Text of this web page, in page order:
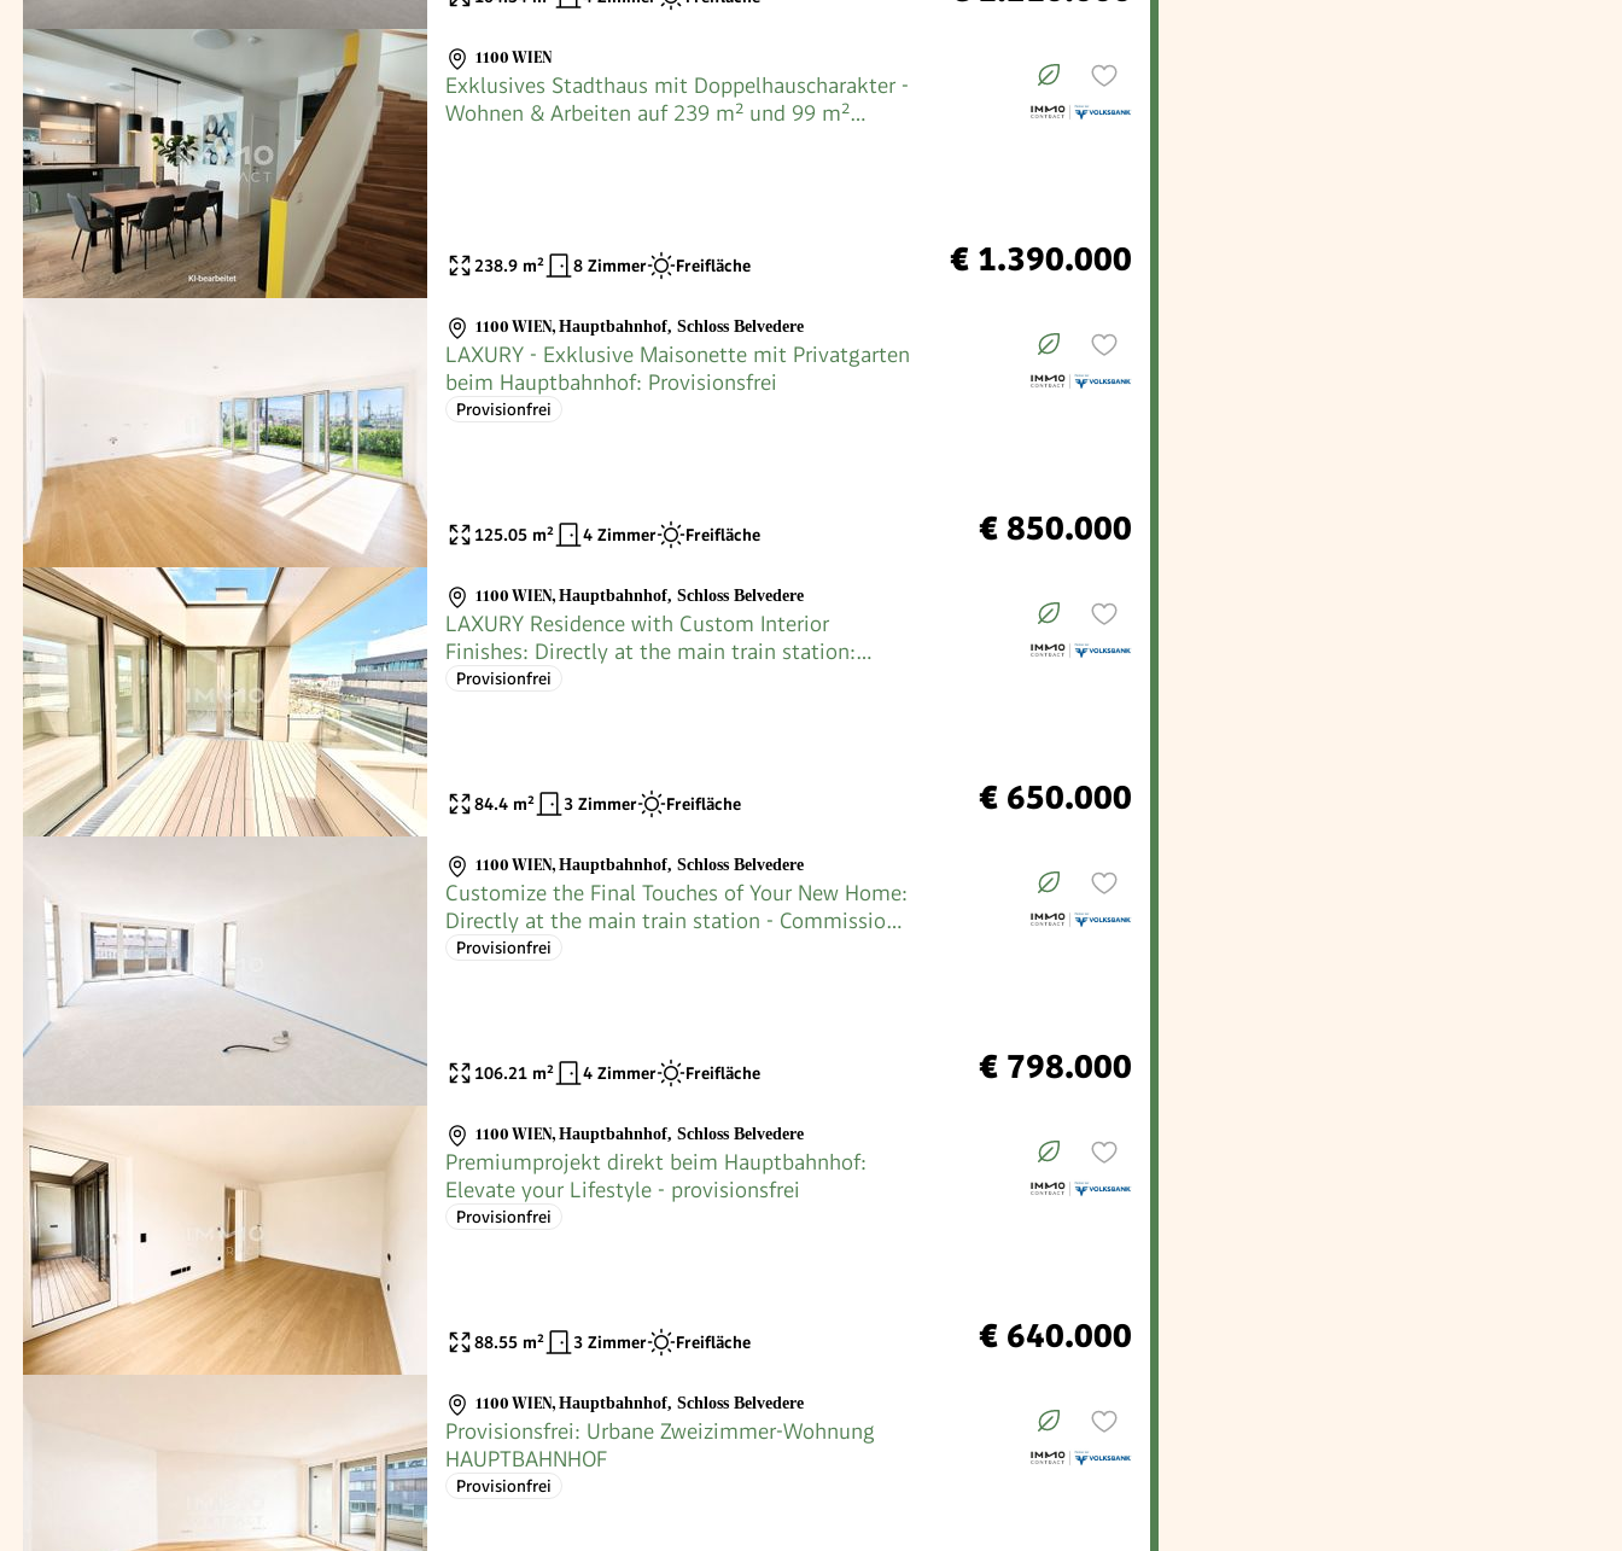
1100 WIEN
Exklusives Stadthaus mit Doppelhauscharakter -
Wohnen & Arbeiten auf 239 m² und 99 m²
238.9 m² 8 Zimmer Freifläche € 1.390.000
1100 WIEN, Hauptbahnhof, Schloss Belvedere
LAXURY - Exklusive Maisonette mit Privatgarten
beim Hauptbahnhof: Provisionsfrei
Provisionfrei
125.05 m² 4 Zimmer Freifläche € 850.000
1100 WIEN, Hauptbahnhof, Schloss Belvedere
LAXURY Residence with Custom Interior
Finishes: Directly at the main train station:
Commission-free
Provisionfrei
84.4 m² 3 Zimmer Freifläche € 650.000
1100 WIEN, Hauptbahnhof, Schloss Belvedere
Customize the Final Touches of Your New Home:
Directly at the main train station - Commission-
free
Provisionfrei
106.21 m² 4 Zimmer Freifläche € 798.000
1100 WIEN, Hauptbahnhof, Schloss Belvedere
Premiumprojekt direkt beim Hauptbahnhof:
Elevate your Lifestyle - provisionsfrei
Provisionfrei
88.55 m² 3 Zimmer Freifläche € 640.000
1100 WIEN, Hauptbahnhof, Schloss Belvedere
Provisionsfrei: Urbane Zweizimmer-Wohnung
HAUPTBAHNHOF
Provisionfrei